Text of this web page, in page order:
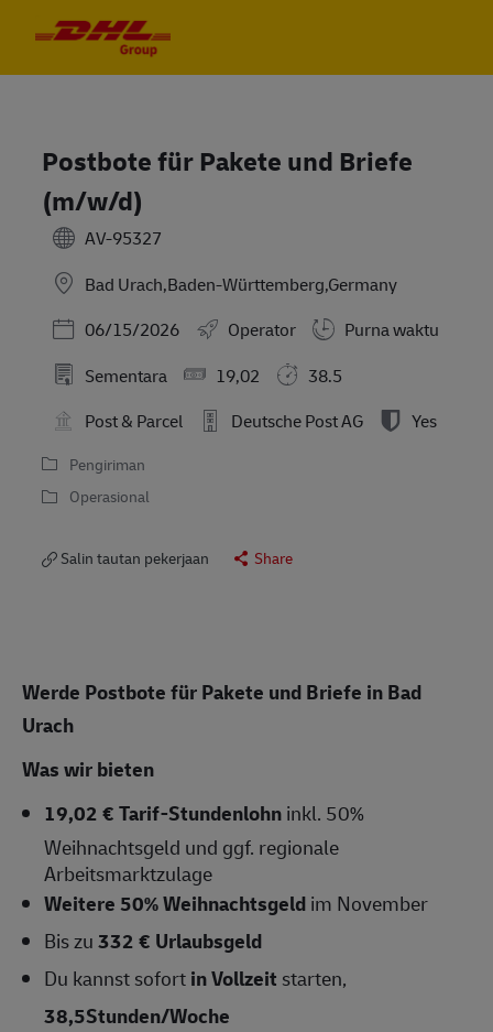
Postbote für Pakete und Briefe
(m/w/d)
AV-95327
Bad Urach,Baden-Württemberg,Germany
Posted Date
06/15/2026 Operator
Purna waktu
Sementara
19,02
38.5
Post & Parcel
Deutsche Post AG Yes
Pengiriman
Operasional
Salin tautan pekerjaan Share
Werde Postbote für Pakete und Briefe in Bad
Urach
Was wir bieten
19,02 € Tarif-Stundenlohninkl. 50%
Weihnachtsgeld und ggf. regionale
Arbeitsmarktzulage
Weitere 50% Weihnachtsgeldim November
Bis zu332 € Urlaubsgeld
Du kannst sofortin Vollzeit starten,
38,5Stunden/Woche